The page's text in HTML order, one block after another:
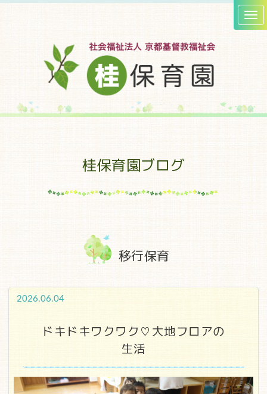
桂保育園ブログ
移行保育
2026.06.04
ドキドキワクワク♡大地フロアの
生活